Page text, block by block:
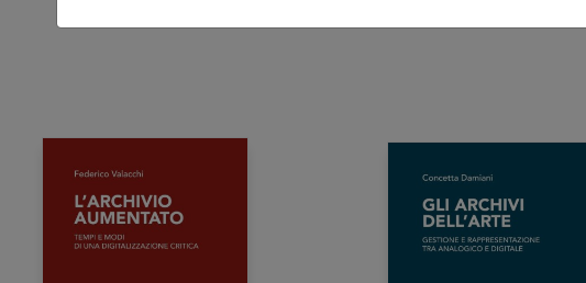
22,00 € 22,00 €